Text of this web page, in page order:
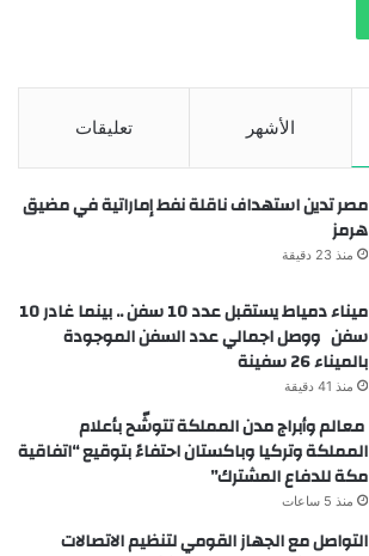
الأشهر تعليقات
مصر تدين استهداف ناقلة نفط إماراتية في مضيق
هرمز
منذ 23 دقيقة
ميناء دمياط يستقبل عدد 10 سفن .. بينما غادر 10
سفن ووصل اجمالي عدد السفن الموجودة
بالميناء 26 سفينة
منذ 41 دقيقة
معالم وأبراج مدن المملكة تتوشّح بأعلام
المملكة وتركيا وباكستان احتفاءً بتوقيع “اتفاقية
مكة للدفاع المشترك”
منذ 5 ساعات
التواصل مع الجهاز القومي لتنظيم الاتصالات